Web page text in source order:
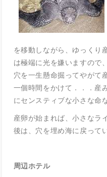
を移動しながら、ゆっくり
は極端に光を嫌いますので
穴を一生懸命掘ってやがて
一個時間をかけて．．．産
にセンスティブな小さな命
産卵が始まれば、小さなラ
後は、穴を埋め海に戻って
周辺ホテル